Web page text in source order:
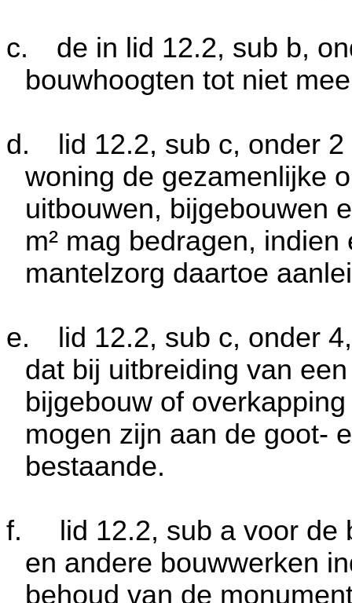
c.
de in lid 12.2, sub b,
bouwhoogten tot niet
d.
lid 12.2, sub c, onder
woning de gezamenlijke
uitbouwen, bijgebouwen
m² mag bedragen,
mantelzorg daartoe
e.
lid 12.2, sub c, onder
dat bij uitbreiding van
bijgebouw of
mogen zijn aan de goot-
bestaande.
f.
lid 12.2, sub a voor
en andere bouwwerken
behoud van de